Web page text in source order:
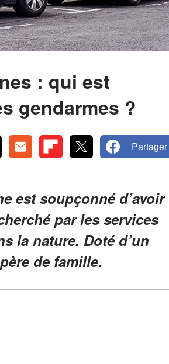
: qui est
gendarmes ?
Partager
est soupçonné d’avoir
par les services
la nature. Doté d’un
de famille.